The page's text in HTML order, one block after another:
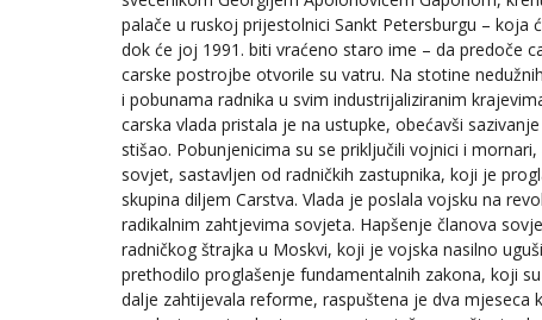
palače u ruskoj prijestolnici Sankt Petersburgu – koja
dok će joj 1991. biti vraćeno staro ime – da predoče
carske postrojbe otvorile su vatru. Na stotine
i pobunama radnika u svim industrijaliziranim
carska vlada pristala je na ustupke, obećavši
stišao. Pobunjenicima su se priključili vojnici i
sovjet, sastavljen od radničkih zastupnika, koji je
skupina diljem Carstva. Vlada je poslala vojsku na
radikalnim zahtjevima sovjeta. Hapšenje članova
radničkog štrajka u Moskvi, koji je vojska nasilno
prethodilo proglašenje fundamentalnih zakona, koji
dalje zahtijevala reforme, raspuštena je dva mjeseca